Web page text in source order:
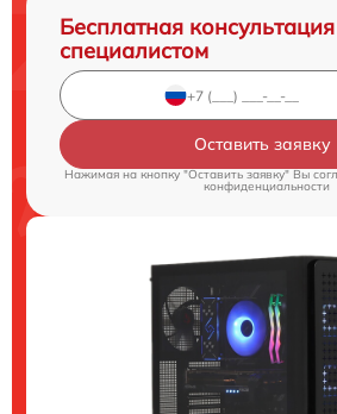
Бесплатная
специалистом
Оставить заявку
Нажимая на кнопку "Оставить заявку" Вы
конфиденциальности